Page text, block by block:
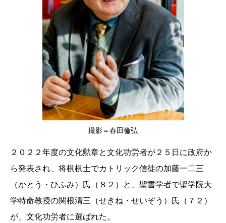
撮影＝春田倫弘
２０２２年度の文化勲章と文化功労者が２５日に政府か
ら発表され、将棋棋士でカトリック信徒の加藤一二三
（かとう・ひふみ）氏（８２）と、聖書学者で聖学院大
学特命教授の関根清三（せきね・せいぞう）氏（７２）
が、文化功労者に選ばれた。